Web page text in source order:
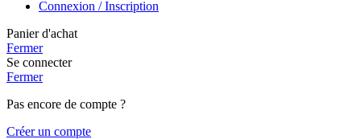
Connexion / Inscription
Panier d'achat
Fermer
Se connecter
Fermer
Pas encore de compte ?
Créer un compte